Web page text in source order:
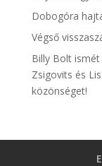
Dobogóra
Végső
Billy Bolt
Zsigovits és
közönséget!